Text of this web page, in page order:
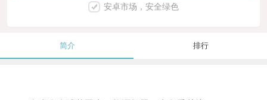
安卓市场，安全绿色
简介 排行